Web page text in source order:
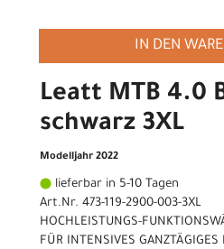
IN DEN
Leatt MTB 4.0
schwarz 3XL
Modelljahr 2022
lieferbar in 5-10 Tagen
Art.Nr. 473-119-2900-003-3XL
HOCHLEISTUNGS-
FÜR INTENSIVES